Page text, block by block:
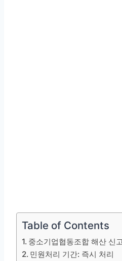
Table of Contents
중소기업협동조합 해산 신
민원처리 기간: 즉시 처리